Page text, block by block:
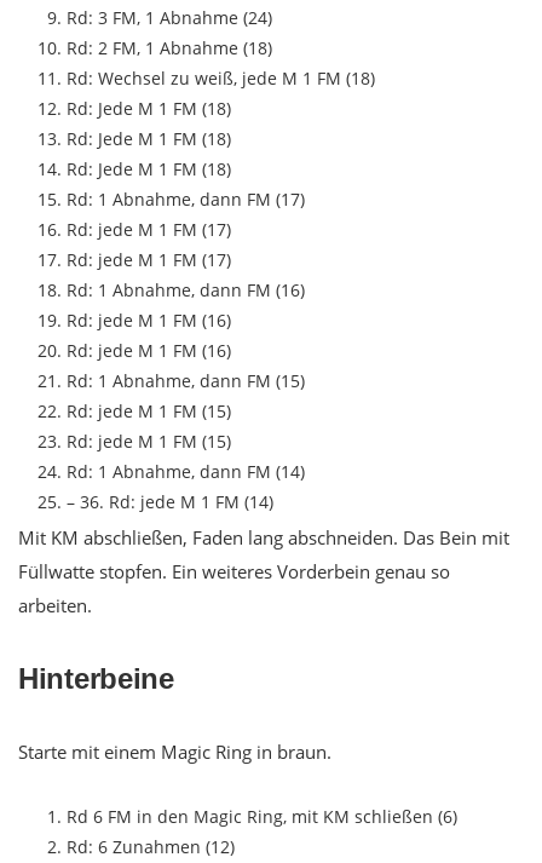
Rd: 3 FM, 1 Abnahme (24)
Rd: 2 FM, 1 Abnahme (18)
Rd: Wechsel zu weiß, jede M 1 FM (18)
Rd: Jede M 1 FM (18)
Rd: Jede M 1 FM (18)
Rd: Jede M 1 FM (18)
Rd: 1 Abnahme, dann FM (17)
Rd: jede M 1 FM (17)
Rd: jede M 1 FM (17)
Rd: 1 Abnahme, dann FM (16)
Rd: jede M 1 FM (16)
Rd: jede M 1 FM (16)
Rd: 1 Abnahme, dann FM (15)
Rd: jede M 1 FM (15)
Rd: jede M 1 FM (15)
Rd: 1 Abnahme, dann FM (14)
– 36. Rd: jede M 1 FM (14)
Mit KM abschließen, Faden lang abschneiden. Das Bein mit
Füllwatte stopfen. Ein weiteres Vorderbein genau so
arbeiten.
Hinterbeine
Starte mit einem Magic Ring in braun.
Rd 6 FM in den Magic Ring, mit KM schließen (6)
Rd: 6 Zunahmen (12)